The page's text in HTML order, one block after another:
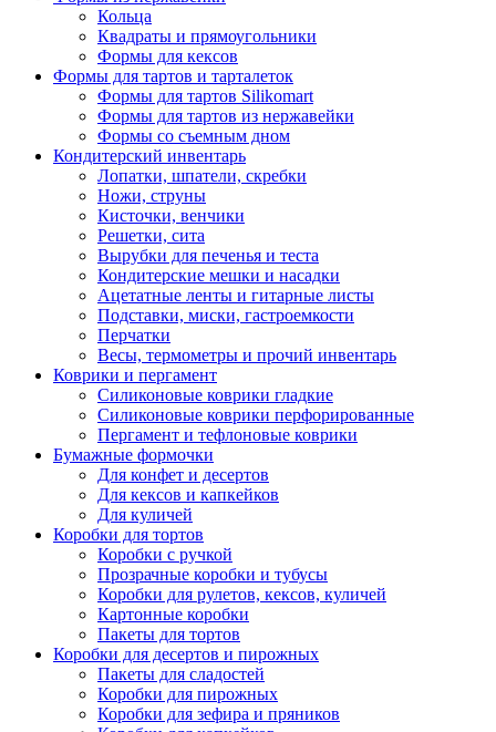
Кольца
Квадраты и прямоугольники
Формы для кексов
Формы для тартов и тарталеток
Формы для тартов Silikomart
Формы для тартов из нержавейки
Формы со съемным дном
Кондитерский инвентарь
Лопатки, шпатели, скребки
Ножи, струны
Кисточки, венчики
Решетки, сита
Вырубки для печенья и теста
Кондитерские мешки и насадки
Ацетатные ленты и гитарные листы
Подставки, миски, гастроемкости
Перчатки
Весы, термометры и прочий инвентарь
Коврики и пергамент
Силиконовые коврики гладкие
Силиконовые коврики перфорированные
Пергамент и тефлоновые коврики
Бумажные формочки
Для конфет и десертов
Для кексов и капкейков
Для куличей
Коробки для тортов
Коробки с ручкой
Прозрачные коробки и тубусы
Коробки для рулетов, кексов, куличей
Картонные коробки
Пакеты для тортов
Коробки для десертов и пирожных
Пакеты для сладостей
Коробки для пирожных
Коробки для зефира и пряников